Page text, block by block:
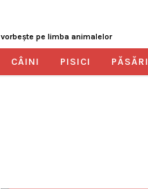
vorbeşte pe limba animalelor
CÂINI PISICI PĂSĂRI